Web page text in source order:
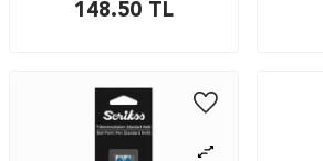
148.50 TL